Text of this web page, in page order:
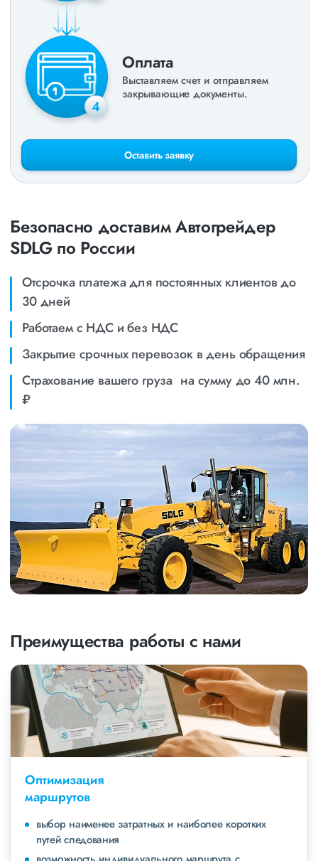
4
Оплата
Выставляем счет и отправляем
закрывающие документы.
Оставить заявку
Безопасно доставим Автогрейдер
SDLG по России
Отсрочка платежа для постоянных клиентов до
30 дней
Работаем с НДС и без НДС
Закрытие срочных перевозок в день обращения
Страхование вашего груза на сумму до 40 млн.
₽
Преимущества работы с нами
Оптимизация
маршрутов
выбор наименее затратных и наиболее коротких
путей следования